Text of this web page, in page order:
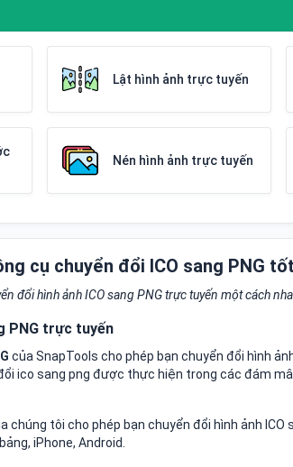
Lật hình ảnh trực tuyến
Nén hình ảnh trực tuyến
cụ chuyển đổi ICO sang PNG
đổi hình ảnh ICO sang PNG trực tuyến một cách
PNG trực tuyến
của SnapTools cho phép bạn chuyển đổi hình
ico sang png được thực hiện trong các đám
chúng tôi cho phép bạn chuyển đổi hình ảnh
iPhone, Android.